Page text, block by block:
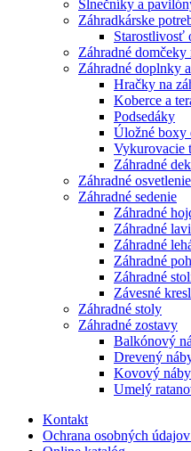
Slnečníky a
Záhradkárske
Starostlivosť
Záhradné domčeky
Záhradné doplnky
Hračky na
Koberce a
Podsedáky
Úložné boxy
Vykurovacie
Záhradné
Záhradné osvetlenie
Záhradné sedenie
Záhradné
Záhradné
Záhradné
Záhradné
Záhradné
Závesné
Záhradné stoly
Záhradné zostavy
Balkónový
Drevený
Kovový
Umelý
Kontakt
Ochrana osobných